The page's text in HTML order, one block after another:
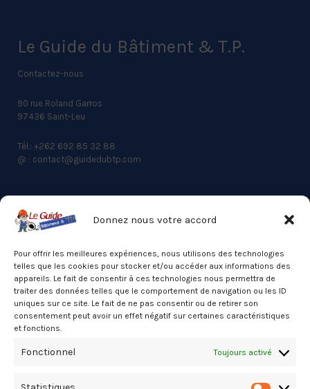
Donnez nous votre accord
Pour offrir les meilleures expériences, nous utilisons des technologies
telles que les cookies pour stocker et/ou accéder aux informations des
appareils. Le fait de consentir à ces technologies nous permettra de
traiter des données telles que le comportement de navigation ou les ID
uniques sur ce site. Le fait de ne pas consentir ou de retirer son
consentement peut avoir un effet négatif sur certaines caractéristiques
et fonctions.
Fonctionnel Toujours activé
Le Guide du Bâtiment & T.P.
Contactez-nous
90 rue Roland Garros
97436 Saint-Leu
Tél.: +262 692 85 32 88
@ : contact@guidedubtp.com
ACCES RAPIDE
Actualités du BTP
Annuaire
Besoin d’un professionnel ?
Mentions légales